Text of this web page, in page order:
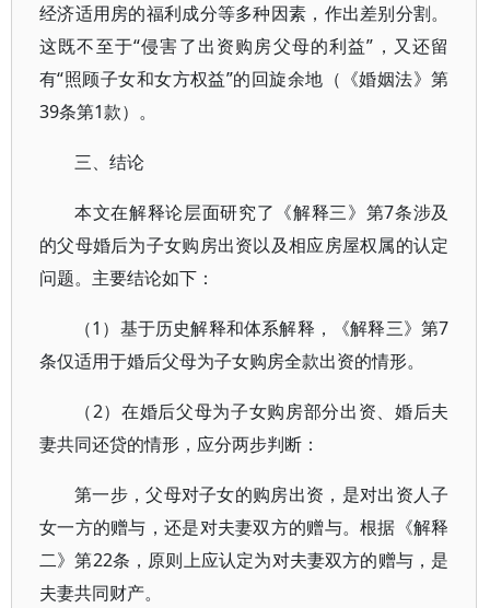
经济适用房的福利成分等多种因素，作出差别分割。
这既不至于“侵害了出资购房父母的利益”，又还留
有“照顾子女和女方权益”的回旋余地（《婚姻法》第
39条第1款）。
三、结论
本文在解释论层面研究了《解释三》第7条涉及
的父母婚后为子女购房出资以及相应房屋权属的认定
问题。主要结论如下：
（1）基于历史解释和体系解释，《解释三》第7
条仅适用于婚后父母为子女购房全款出资的情形。
（2）在婚后父母为子女购房部分出资、婚后夫
妻共同还贷的情形，应分两步判断：
第一步，父母对子女的购房出资，是对出资人子
女一方的赠与，还是对夫妻双方的赠与。根据《解释
二》第22条，原则上应认定为对夫妻双方的赠与，是
夫妻共同财产。